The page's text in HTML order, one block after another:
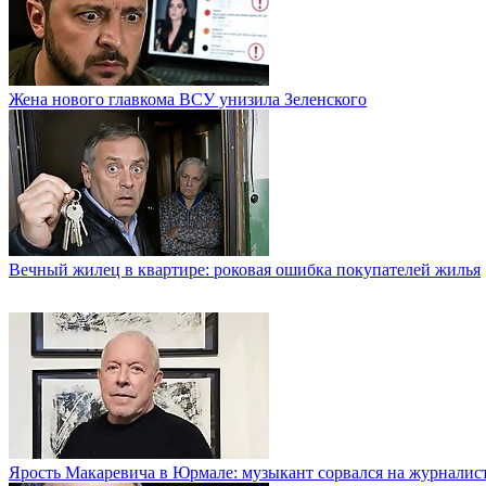
Жена нового главкома ВСУ унизила Зеленского
Вечный жилец в квартире: роковая ошибка покупателей жилья
Ярость Макаревича в Юрмале: музыкант сорвался на